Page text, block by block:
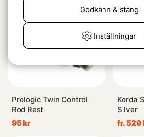
Prologic Twin Control
Rod Rest
95 kr
Korda
Silver
fr. 529
Inställningar
Godkänn & stäng